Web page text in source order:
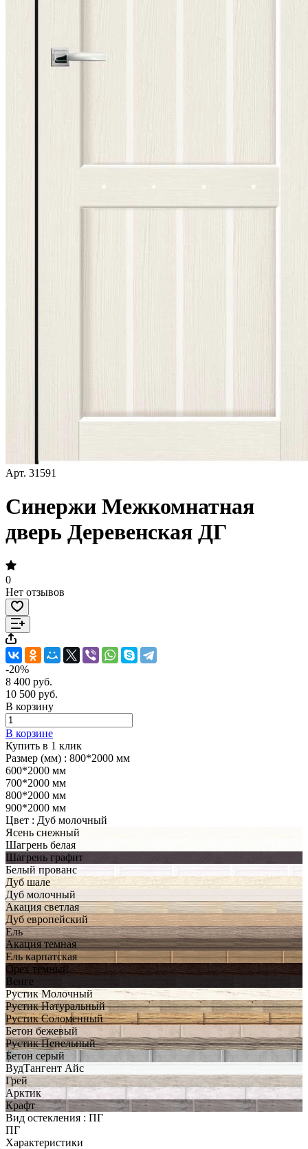
Арт. 31591
Синержи Межкомнатная
дверь Деревенская ДГ
0
Нет отзывов
-20%
8 400 руб.
10 500 руб.
В корзину
В корзине
Купить в 1 клик
Размер (мм) : 800*2000 мм
600*2000 мм
700*2000 мм
800*2000 мм
900*2000 мм
Цвет : Дуб молочный
Ясень снежный
Шагрень белая
Шагрень графит
Белый прованс
Дуб шале
Дуб молочный
Акация светлая
Дуб европейский
Ель
Акация темная
Ель карпатская
Орех темный
Венге
Рустик Молочный
Рустик Натуральный
Рустик Соломенный
Бетон бежевый
Рустик Пепельный
Бетон серый
ВудТангент Айс
Грей
Арктик
Крафт
Вид остекления : ПГ
ПГ
Характеристики